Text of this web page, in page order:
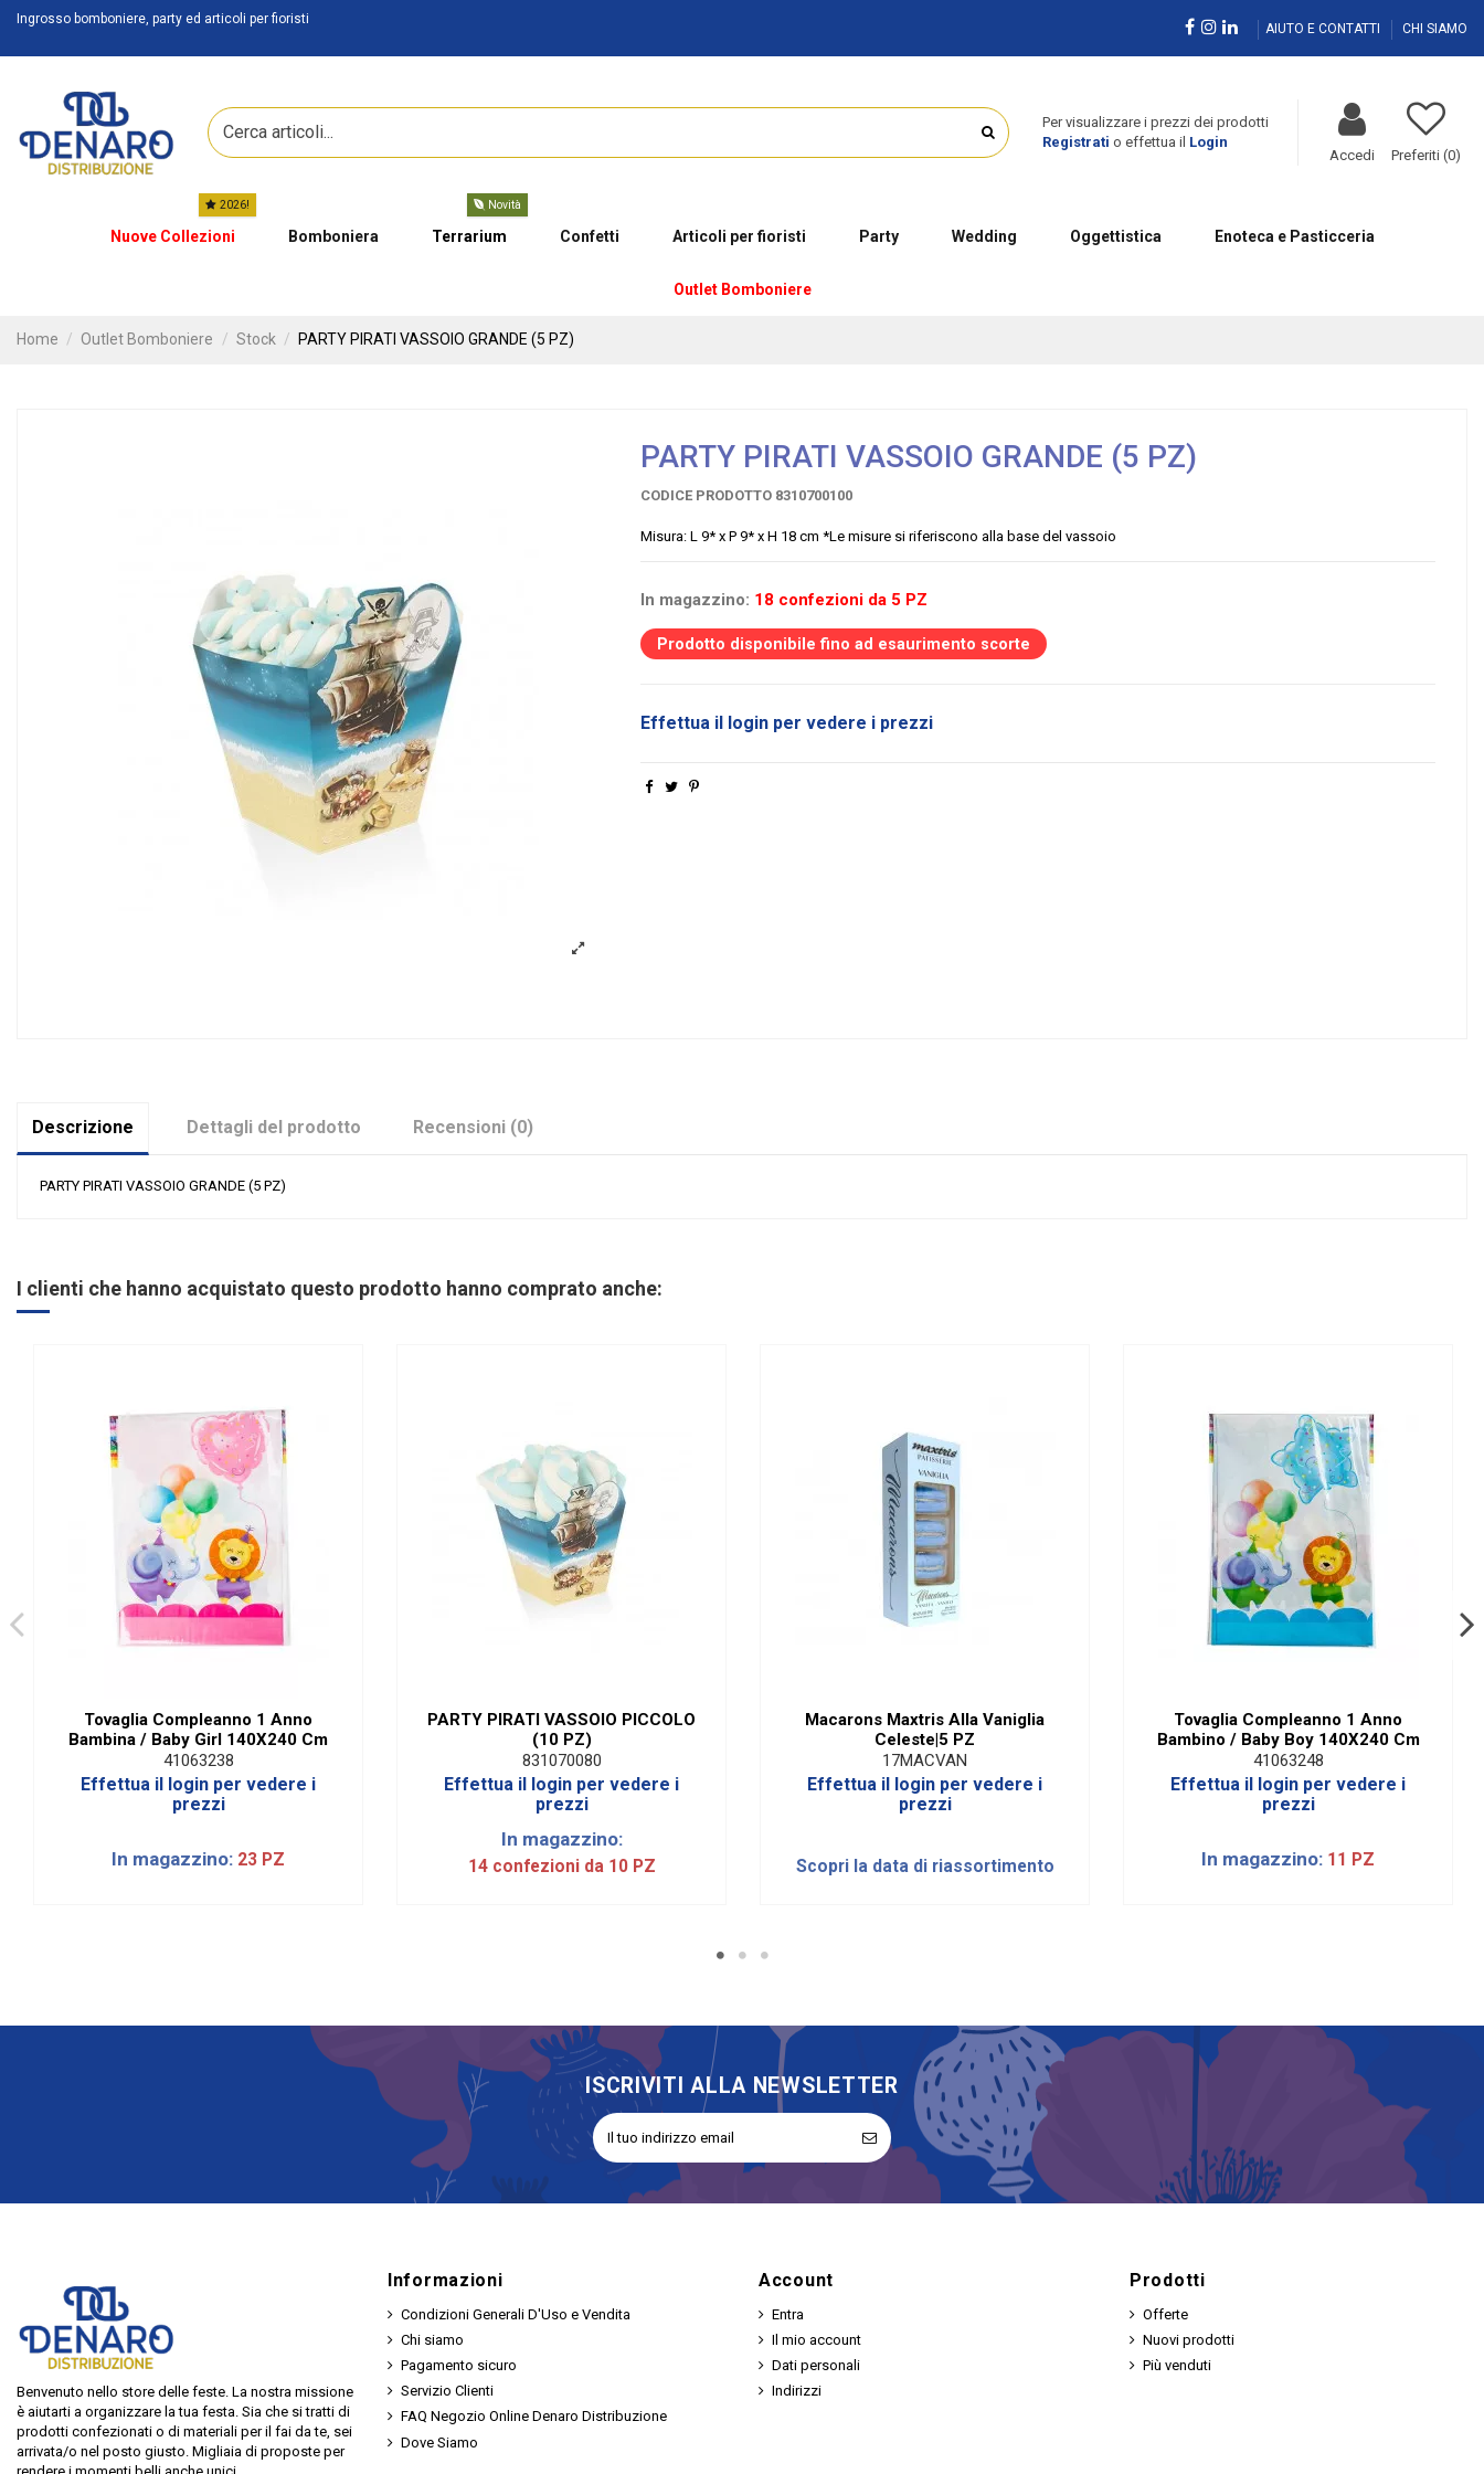
Ingrosso bomboniere, party ed articoli per fioristi
AIUTO E CONTATTI CHI SIAMO
Per visualizzare i prezzi dei prodotti
Registrati o effettua il Login
Accedi Preferiti (0)
Nuove Collezioni
2026!
Bomboniera Terrarium
Novità
Confetti Articoli per fioristi Party Wedding Oggettistica Enoteca e Pasticceria
Outlet Bomboniere
Home Outlet Bomboniere Stock PARTY PIRATI VASSOIO GRANDE (5 PZ)
PARTY PIRATI VASSOIO GRANDE (5 PZ)
CODICE PRODOTTO 8310700100
Misura: L 9* x P 9* x H 18 cm *Le misure si riferiscono alla base del vassoio
In magazzino: 18 confezioni da 5 PZ
Prodotto disponibile fino ad esaurimento scorte
Effettua il login per vedere i prezzi
Descrizione Dettagli del prodotto Recensioni (0)
PARTY PIRATI VASSOIO GRANDE (5 PZ)
Grandi affari
I clienti che hanno acquistato questo prodotto hanno comprato anche:
Tovaglia Compleanno 1 Anno
Bambina / Baby Girl 140X240 Cm
41063238
Effettua il login per vedere i
prezzi
In magazzino: 23 PZ
PARTY PIRATI VASSOIO PICCOLO
(10 PZ)
831070080
Effettua il login per vedere i
prezzi
In magazzino:
14 confezioni da 10 PZ
Macarons Maxtris Alla Vaniglia
Celeste|5 PZ
17MACVAN
Effettua il login per vedere i
prezzi
Scopri la data di riassortimento
Tovaglia Compleanno 1 Anno
Bambino / Baby Boy 140X240 Cm
41063248
Effettua il login per vedere i
prezzi
In magazzino: 11 PZ
ISCRIVITI ALLA NEWSLETTER
Benvenuto nello store delle feste. La nostra missione
è aiutarti a organizzare la tua festa. Sia che si tratti di
prodotti confezionati o di materiali per il fai da te, sei
arrivata/o nel posto giusto. Migliaia di proposte per
Informazioni
Condizioni Generali D'Uso e Vendita
Chi siamo
Pagamento sicuro
Servizio Clienti
FAQ Negozio Online Denaro Distribuzione
Dove Siamo
Account
Entra
Il mio account
Dati personali
Indirizzi
Prodotti
Offerte
Nuovi prodotti
Più venduti